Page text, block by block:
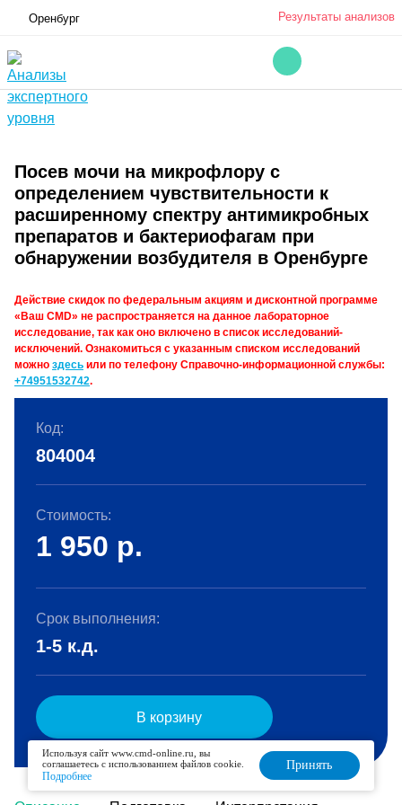
Оренбург Результаты анализов
Посев мочи на микрофлору с
определением чувствительности к
расширенному спектру антимикробных
препаратов и бактериофагам при
обнаружении возбудителя в Оренбурге
Действие скидок по федеральным акциям и дисконтной программе
«Ваш CMD» не распространяется на данное лабораторное
исследование, так как оно включено в список исследований-
исключений. Ознакомиться с указанным списком исследований
можно здесь или по телефону Справочно-информационной службы:
+74951532742.
Код:
804004
Стоимость:
1 950 р.
Срок выполнения:
1-5 к.д.
В корзину
Используя сайт www.cmd-online.ru, вы
соглашаетесь с использованием файлов cookie.
Подробнее
Принять